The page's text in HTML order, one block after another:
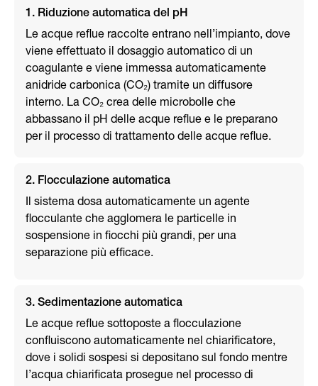
1. Riduzione automatica del pH
Le acque reflue raccolte entrano nell’impianto, dove
viene effettuato il dosaggio automatico di un
coagulante e viene immessa automaticamente
anidride carbonica (CO₂) tramite un diffusore
interno. La CO₂ crea delle microbolle che
abbassano il pH delle acque reflue e le preparano
per il processo di trattamento delle acque reflue.
2. Flocculazione automatica
Il sistema dosa automaticamente un agente
flocculante che agglomera le particelle in
sospensione in fiocchi più grandi, per una
separazione più efficace.
3. Sedimentazione automatica
Le acque reflue sottoposte a flocculazione
confluiscono automaticamente nel chiarificatore,
dove i solidi sospesi si depositano sul fondo mentre
l’acqua chiarificata prosegue nel processo di